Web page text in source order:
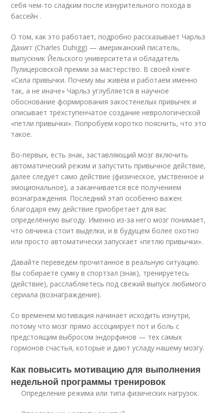
себя чем-то сладким после изнурительного похода в
бассейн .
О том, как это работает, подробно рассказывает Чарльз
Дахигг (Charles Duhigg) — американский писатель,
выпускник Йельского университета и обладатель
Пулицеровской премии за мастерство. В своей книге
«Сила привычки. Почему мы живём и работаем именно
так, а не иначе» Чарльз углубляется в научное
обоснование формирования закостенелых привычек и
описывает трёхступенчатое создание неврологической
«петли привычки». Попробуем коротко пояснить, что это
такое.
Во-первых, есть знак, заставляющий мозг включить
автоматический режим и запустить привычное действие,
далее следует само действие (физическое, умственное и
эмоциональное), а заканчивается всё получением
вознаграждения. Последний этап особенно важен:
благодаря ему действие приобретает для вас
определённую выгоду. Именно из-за него мозг понимает,
что овчинка стоит выделки, и в будущем более охотно
или просто автоматически запускает «петлю привычки».
Давайте переведём прочитанное в реальную ситуацию.
Вы собираете сумку в спортзал (знак), тренируетесь
(действие), расслабляетесь под свежий выпуск любимого
сериала (вознаграждение).
Со временем мотивация начинает исходить изнутри,
потому что мозг прямо ассоциирует пот и боль с
предстоящим выбросом эндорфинов — тех самых
гормонов счастья, которые и дают усладу нашему мозгу.
Как повысить мотивацию для выполнения
недельной программы тренировок
Определение режима или типа физических нагрузок.